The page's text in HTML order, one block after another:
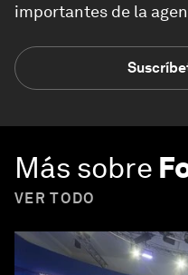
importantes de la
Más sobre
VER TODO